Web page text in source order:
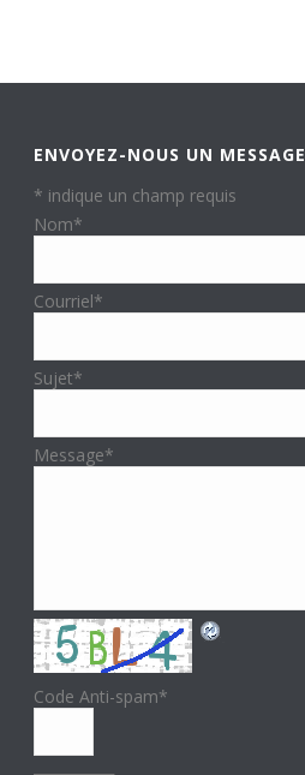
ENVOYEZ-NOUS UN MESSAGE
* indique un champ requis
Nom*
Courriel*
Sujet*
Message*
Code Anti-spam*